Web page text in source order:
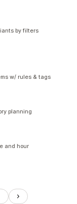
by filters
w/ rules & tags
planning
and hour